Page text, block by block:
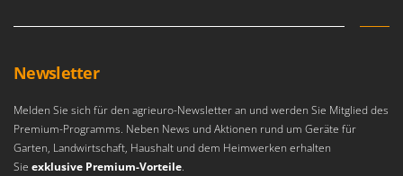
Stäubegeräte für Traktor
T
Teppichreiniger und Teppichbodenreiniger
Thermische und mechanische Unkrautbrenner
Tomatenpressen
Intex
Italyco
ITM
Newsletter
Melden Sie sich für den agrieuro-Newsletter an und werden Sie Mitglied des
Premium-Programms. Neben News und Aktionen rund um Geräte für
Garten, Landwirtschaft, Haushalt und dem Heimwerken erhalten
Sie exklusive Premium-Vorteile.